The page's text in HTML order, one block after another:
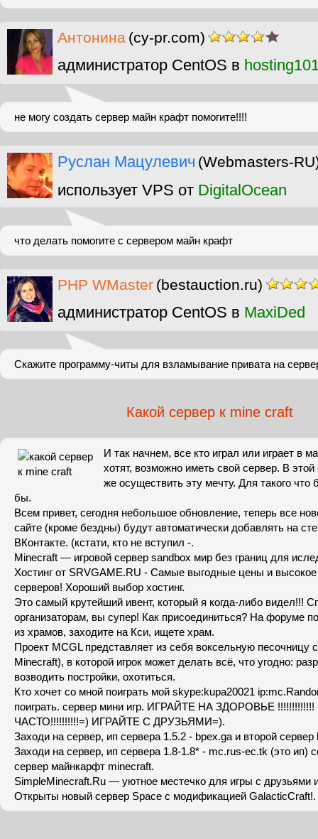
Антонина (cy-pr.com)
администратор CentOS в
не могу создать сервер майн крафт помогите!!!!
Руслан Мацулевич (Webmasters-
использует VPS от DigitalOcean
что делать помогите с сервером майн крафт
PHP WMaster (bestauction.ru)
администратор CentOS в MaxiDed
Скажите программу-читы для взламывание привата на
Какой сервер к mine craft
И так начнем, все кто играл или играет в
хотят, возможно иметь свой сервер. В
же осуществить эту мечту. Для такого что
бы.
Всем привет, сегодня небольшое обновление, теперь все
сайте (кроме бездны) будут автоматически добавлять на
ВКонтакте. (кстати, кто не вступил -.
Minecraft — игровой сервер sandbox мир без границ для
Хостинг от SRVGAME.RU - Cамые выгодные цены и высокое
серверов! Хороший выбор хостинг.
Это самый крутейший ивент, который я когда-либо видел!!!
организаторам, вы супер! Как присоединиться? На форуме
из храмов, заходите на Кси, ищете храм.
Проект MCGL представляет из себя воксельную песочницу
Minecraft), в которой игрок может делать всё, что угодно:
возводить постройки, охотиться.
Кто хочет со мной поиграть мой skype:kupa20021
поиграть. сервер мини игр. ИГРАЙТЕ НА ЗДОРОВЬЕ
ЧАСТО!!!!!!!!!!=) ИГРАЙТЕ С ДРУЗЬЯМИ=).
Заходи на сервер, ип сервера 1.5.2 - bpex.ga и второй
Заходи на сервер, ип сервера 1.8-1.8* - mc.rus-ec.tk (это ип)
сервер майнкарфт minecraft.
SimpleMinecraft.Ru — уютное местечко для игры с друзьями
Открыты новый сервер Space с модификацией GalacticCraft!.